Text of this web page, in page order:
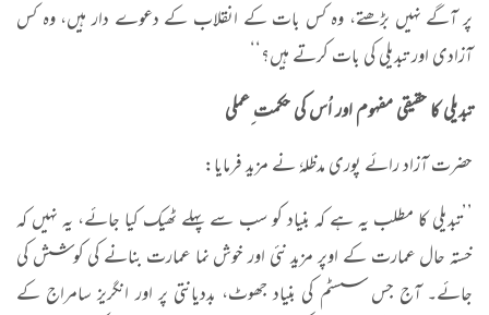
پر آگے نہیں بڑھتے، وہ کس بات کے انقلاب کے دعوے دار ہیں، وہ کس
آزادی اور تبدیلی کی بات کرتے ہیں؟‘‘
تبدیلی کا حقیقی مفہوم اور اُس کی حکمت ِعملی
حضرت آزاد رائے پوری مدظلہٗ نے مزید فرمایا:
’’تبدیلی کا مطلب یہ ہے کہ بنیاد کو سب سے پہلے ٹھیک کیا جائے، یہ نہیں کہ
خستہ حال عمارت کے اوپر مزید نئی اور خوش نما عمارت بنانے کی کوشش کی
جائے۔ آج جس سسٹم کی بنیاد جھوٹ، بددیانتی پر اور انگریز سامراج کے